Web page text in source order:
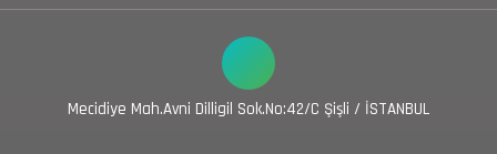
Mecidiye Mah.Avni Dilligil Sok.No:42/C Şişli / İSTANBUL